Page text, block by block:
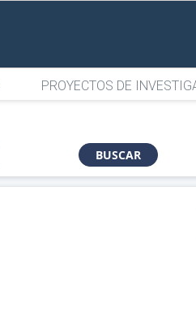
PROYECTOS DE
BUSCAR